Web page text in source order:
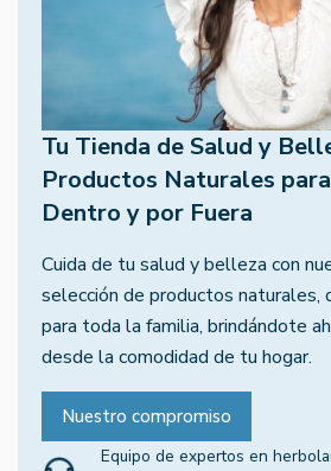
Tu Tienda de Salud y
Productos Naturales
Dentro y por Fuera
Cuida de tu salud y belleza con
selección de productos naturales,
para toda la familia, brindándote
desde la comodidad de tu hogar.
Nuestro compromiso
Equipo de expertos en